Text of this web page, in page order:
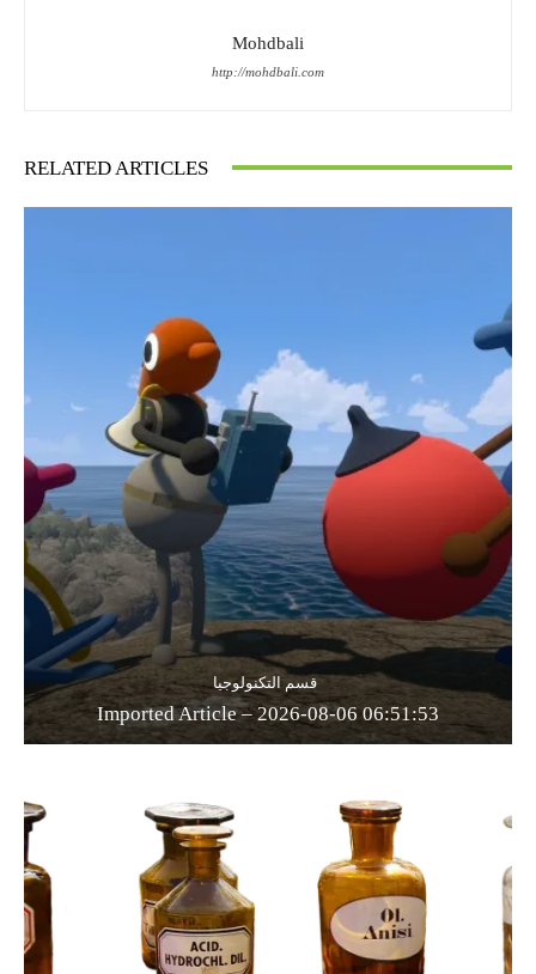
Mohdbali
http://mohdbali.com
RELATED ARTICLES
قسم التكنولوجيا
Imported Article – 2026-08-06 06:51:53